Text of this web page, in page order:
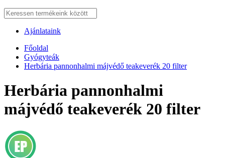
Ajánlataink
Főoldal
Gyógyteák
Herbária pannonhalmi májvédő teakeverék 20 filter
Herbária pannonhalmi
májvédő teakeverék 20 filter